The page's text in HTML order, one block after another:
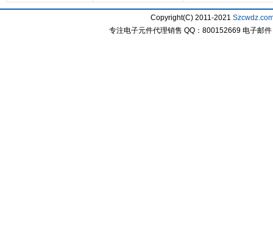
Copyright(C) 2011-2021
专注电子元件代理销售 QQ：800152669 电子邮